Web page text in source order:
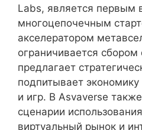
Labs, является первым
многоцепочечным
акселератором
ограничивается сбором
предлагает
подпитывает
и игр. В Asvaverse
сценарии
виртуальный рынок и